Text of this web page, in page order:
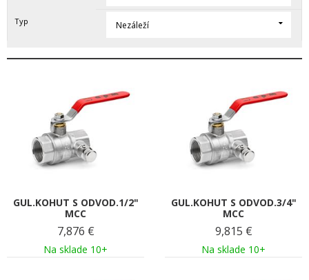
Typ Nezáleží
GUL.KOHUT S ODVOD.1/2"
MCC
7,876 €
Na sklade 10+
GUL.KOHUT S ODVOD.3/4"
MCC
9,815 €
Na sklade 10+